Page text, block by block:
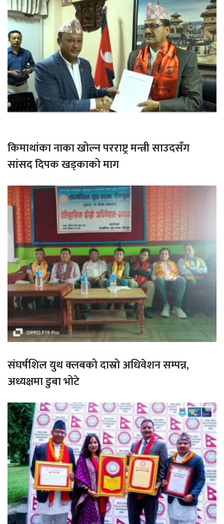
किमाथांका नाका खोल्न परराष्ट्र मन्त्री साउदसँग
सांसद दिपक खड्काको माग
संघर्षशिल युथ क्लबको दास्रो अधिवेशन सम्पन्न,
अध्यक्षमा डुबा भोटे